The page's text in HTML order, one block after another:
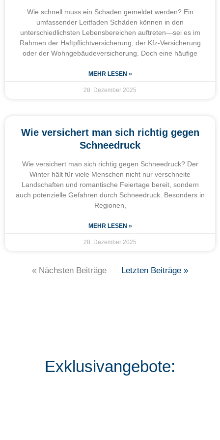
Wie schnell muss ein Schaden gemeldet werden? Ein
umfassender Leitfaden Schäden können in den
unterschiedlichsten Lebensbereichen auftreten—sei es im
Rahmen der Haftpflichtversicherung, der Kfz-Versicherung
oder der Wohngebäudeversicherung. Doch eine häufige
MEHR LESEN »
28. Dezember 2025
Wie versichert man sich richtig gegen
Schneedruck
Wie versichert man sich richtig gegen Schneedruck? Der
Winter hält für viele Menschen nicht nur verschneite
Landschaften und romantische Feiertage bereit, sondern
auch potenzielle Gefahren durch Schneedruck. Besonders in
Regionen,
MEHR LESEN »
28. Dezember 2025
« Nächsten Beiträge Letzten Beiträge »
Exklusivangebote: